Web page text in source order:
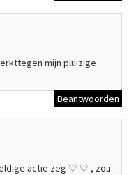
mijn pluizige
Beantwoorden
actie zeg ♡ ♡ , zou